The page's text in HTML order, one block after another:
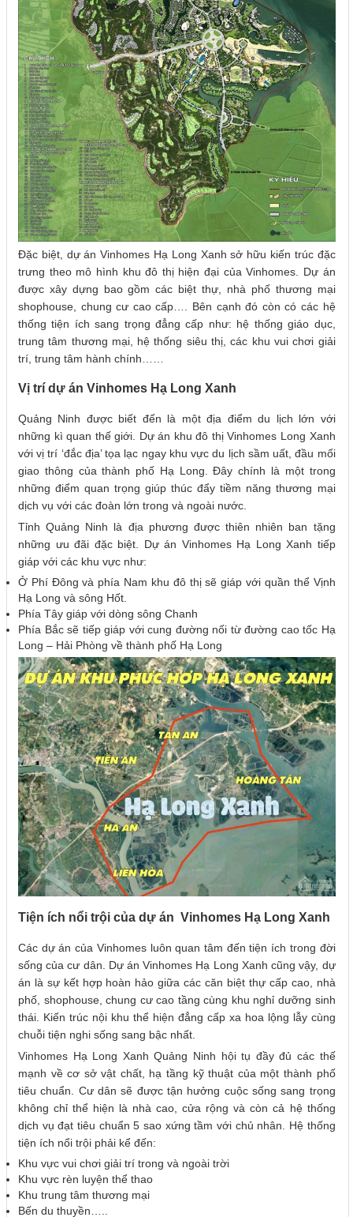
Đặc biệt, dự án Vinhomes Hạ Long Xanh sở hữu kiến trúc đặc
trưng theo mô hình khu đô thị hiện đại của Vinhomes. Dự án
được xây dựng bao gồm các biệt thự, nhà phố thương mại
shophouse, chung cư cao cấp…. Bên cạnh đó còn có các hệ
thống tiện ích sang trọng đẳng cấp như: hệ thống giáo dục,
trung tâm thương mại, hệ thống siêu thị, các khu vui chơi giải
trí, trung tâm hành chính……
Vị trí dự án Vinhomes Hạ Long Xanh
Quảng Ninh được biết đến là một địa điểm du lịch lớn với
những kì quan thế giới. Dự án khu đô thị Vinhomes Long Xanh
với vị trí ‘đắc địa’ tọa lạc ngay khu vực du lịch sầm uất, đầu mối
giao thông của thành phố Hạ Long. Đây chính là một trong
những điểm quan trọng giúp thúc đẩy tiềm năng thương mại
dịch vụ với các đoàn lớn trong và ngoài nước.
Tỉnh Quảng Ninh là địa phương được thiên nhiên ban tặng
những ưu đãi đặc biệt. Dự án Vinhomes Hạ Long Xanh tiếp
giáp với các khu vực như:
Ở Phí Đông và phía Nam khu đô thị sẽ giáp với quần thể Vịnh
Hạ Long và sông Hốt.
Phía Tây giáp với dòng sông Chanh
Phía Bắc sẽ tiếp giáp với cung đường nối từ đường cao tốc Hạ
Long – Hải Phòng về thành phố Hạ Long
Tiện ích nổi trội của dự án Vinhomes Hạ Long Xanh
Các dự án của Vinhomes luôn quan tâm đến tiện ích trong đời
sống của cư dân. Dự án Vinhomes Hạ Long Xanh cũng vậy, dự
án là sự kết hợp hoàn hảo giữa các căn biệt thự cấp cao, nhà
phố, shophouse, chung cư cao tầng cùng khu nghỉ dưỡng sinh
thái. Kiến trúc nội khu thể hiện đẳng cấp xa hoa lộng lẫy cùng
chuỗi tiện nghi sống sang bậc nhất.
Vinhomes Hạ Long Xanh Quảng Ninh hội tụ đầy đủ các thế
mạnh về cơ sở vật chất, hạ tầng kỹ thuật của một thành phố
tiêu chuẩn. Cư dân sẽ được tận hưởng cuộc sống sang trọng
không chỉ thể hiện là nhà cao, cửa rộng và còn cả hệ thống
dịch vụ đạt tiêu chuẩn 5 sao xứng tầm với chủ nhân. Hệ thống
tiện ích nổi trội phải kể đến:
Khu vực vui chơi giải trí trong và ngoài trời
Khu vực rèn luyện thể thao
Khu trung tâm thương mại
Bến du thuyền…..